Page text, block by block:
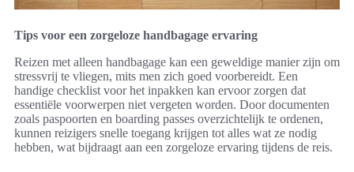
Tips voor een zorgeloze handbagage ervaring
Reizen met alleen handbagage kan een geweldige manier zijn om
stressvrij te vliegen, mits men zich goed voorbereidt. Een
handige checklist voor het inpakken kan ervoor zorgen dat
essentiële voorwerpen niet vergeten worden. Door documenten
zoals paspoorten en boarding passes overzichtelijk te ordenen,
kunnen reizigers snelle toegang krijgen tot alles wat ze nodig
hebben, wat bijdraagt aan een zorgeloze ervaring tijdens de reis.